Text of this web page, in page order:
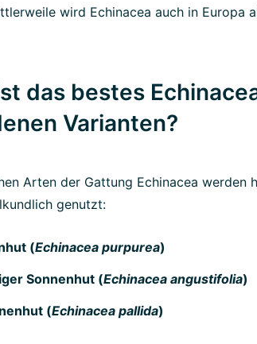
wird Echinacea auch in Europa
das bestes
Varianten?
Arten der Gattung Echinacea werden
genutzt:
(Echinacea purpurea)
Sonnenhut (Echinacea angustifolia)
(Echinacea pallida)